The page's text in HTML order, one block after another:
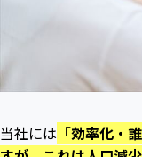
当社には 「効率化・